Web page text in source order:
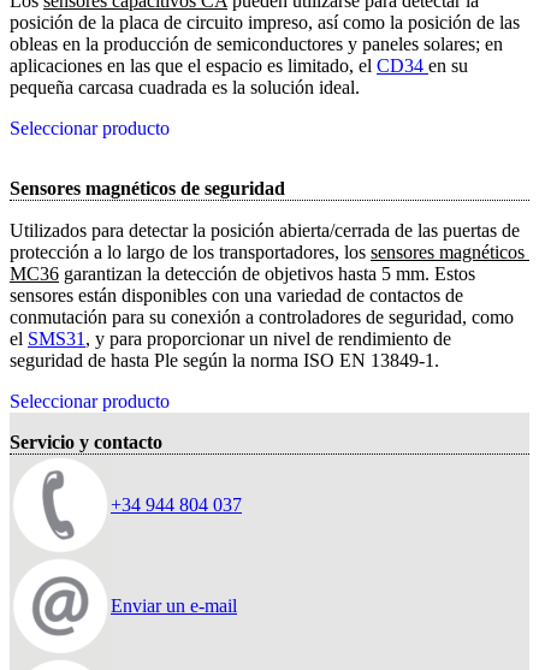
posición de la placa de circuito impreso, así como la posición de las
obleas en la producción de semiconductores y paneles solares; en
aplicaciones en las que el espacio es limitado, el CD34 en su
pequeña carcasa cuadrada es la solución ideal.
Seleccionar producto
Sensores magnéticos de seguridad
Utilizados para detectar la posición abierta/cerrada de las puertas de
protección a lo largo de los transportadores, los sensores magnéticos
MC36 garantizan la detección de objetivos hasta 5 mm. Estos
sensores están disponibles con una variedad de contactos de
conmutación para su conexión a controladores de seguridad, como
el SMS31 , y para proporcionar un nivel de rendimiento de
seguridad de hasta Ple según la norma ISO EN 13849-1.
Seleccionar producto
Servicio y contacto
+34 944 804 037
Enviar un e-mail